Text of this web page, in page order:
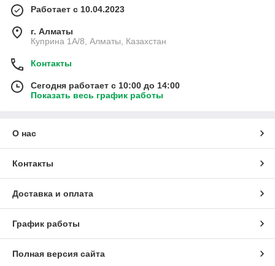
Работает с 10.04.2023
г. Алматы
Куприна 1A/8, Алматы, Казахстан
Контакты
Сегодня работает с 10:00 до 14:00
Показать весь график работы
О нас
Контакты
Доставка и оплата
График работы
Полная версия сайта